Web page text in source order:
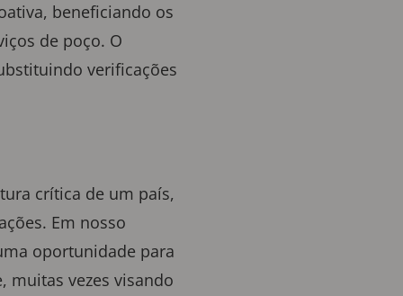
beneficiando os
de poço. O
verificações
crítica de um país,
Em nosso
oportunidade para
muitas vezes visando